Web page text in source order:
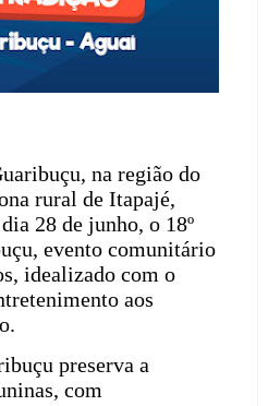
na região do
rural de Itapajé,
28 de junho, o 18º
evento comunitário
idealizado com o
aos
preserva a
com